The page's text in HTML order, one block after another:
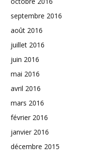
septembre 2016
août 2016
juillet 2016
juin 2016
mai 2016
avril 2016
mars 2016
février 2016
janvier 2016
décembre 2015